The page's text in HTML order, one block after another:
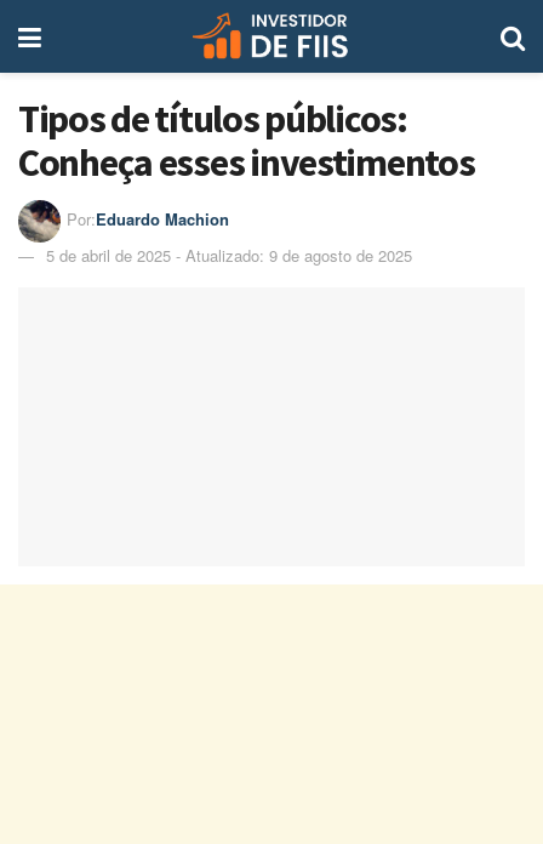
Tipos de títulos públicos:
Conheça esses investimentos
Por:Eduardo Machion
5 de abril de 2025 - Atualizado: 9 de agosto de 2025